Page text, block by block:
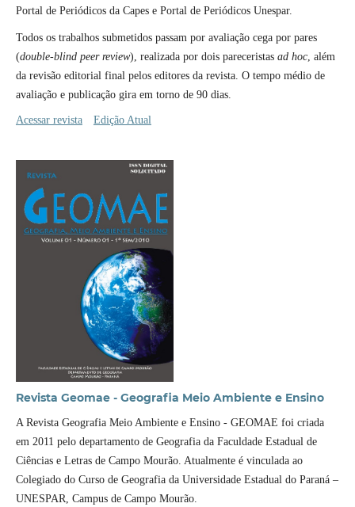
Portal de Periódicos da Capes e Portal de Periódicos Unespar.
Todos os trabalhos submetidos passam por avaliação cega por pares
(double-blind peer review), realizada por dois pareceristas ad hoc, além
da revisão editorial final pelos editores da revista. O tempo médio de
avaliação e publicação gira em torno de 90 dias.
Acessar revista Edição Atual
Revista Geomae - Geografia Meio Ambiente e Ensino
A Revista Geografia Meio Ambiente e Ensino - GEOMAE foi criada
em 2011 pelo departamento de Geografia da Faculdade Estadual de
Ciências e Letras de Campo Mourão. Atualmente é vinculada ao
Colegiado do Curso de Geografia da Universidade Estadual do Paraná –
UNESPAR, Campus de Campo Mourão.